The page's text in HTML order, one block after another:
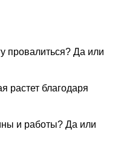
провалиться? Да или
растет благодаря
и работы? Да или